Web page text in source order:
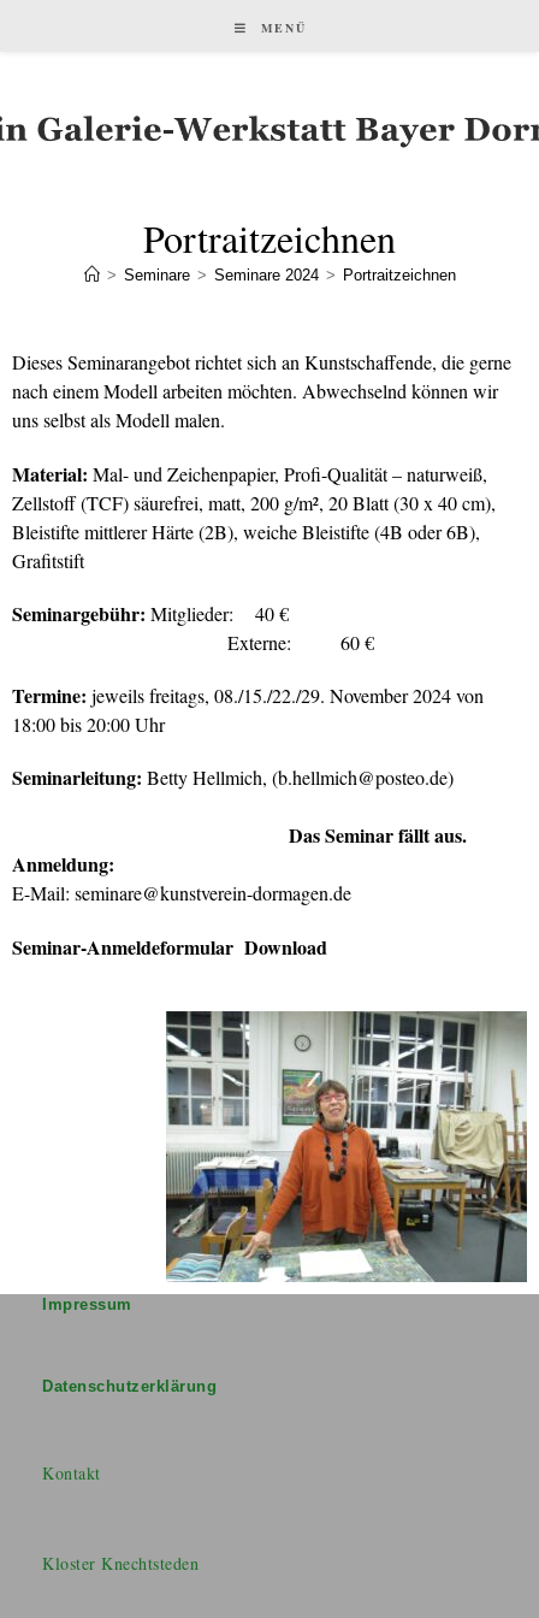
MENÜ
Portraitzeichnen
> Seminare > Seminare 2024 > Portraitzeichnen
Dieses Seminarangebot richtet sich an Kunstschaffende, die gerne
nach einem Modell arbeiten möchten. Abwechselnd können wir
uns selbst als Modell malen.
Material: Mal- und Zeichenpapier, Profi-Qualität – naturweiß,
Zellstoff (TCF) säurefrei, matt, 200 g/m², 20 Blatt (30 x 40 cm),
Bleistifte mittlerer Härte (2B), weiche Bleistifte (4B oder 6B),
Grafitstift
Seminargebühr: Mitglieder: 40 €
Externe: 60 €
Termine: jeweils freitags, 08./15./22./29. November 2024 von
18:00 bis 20:00 Uhr
Seminarleitung: Betty Hellmich, (b.hellmich@posteo.de)
Das Seminar fällt aus.
Anmeldung:
E-Mail: seminare@kunstverein-dormagen.de
Seminar-Anmeldeformular Download
Impressum
Datenschutzerklärung
Kontakt
Kloster Knechtsteden